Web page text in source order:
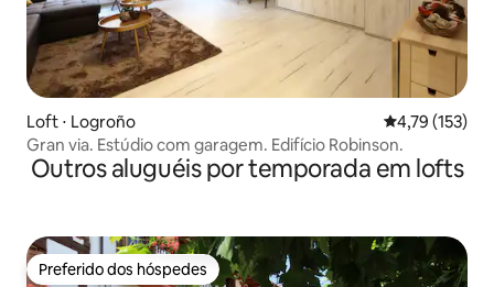
Loft ⋅ Logroño 4,79 de uma
4,79 (153)
Gran via. Estúdio com garagem. Edifício Robinson.
Outros aluguéis por temporada em lofts
Preferido dos hóspedes
Preferido dos hóspedes